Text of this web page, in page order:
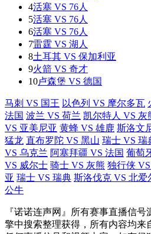
4活塞 VS 76人
5活塞 VS 76人
6活塞 VS 76人
7雷霆 VS 湖人
8土耳其 VS 保加利亚
9火箭 VS 奇才
10卢森堡 VS 德国
马刺 VS 国王 以色列 VS 摩尔多瓦
法国 波兰 VS 荷兰 凯尔特人 VS 灰
VS 亚美尼亚 黄蜂 VS 雄鹿 斯洛文
猛龙 直布罗陀 VS 黑山 瑞士 VS 瑞
VS 乌克兰 阿塞拜疆 VS 法国 葡萄
VS 威尔士 骑士 VS 灰熊 独行侠
亚 瑞士 VS 瑞典 斯洛伐克 VS 北爱
公牛
『诺诺连声网』所有赛事直播信号
擎中搜索整理获得，所有内容均来